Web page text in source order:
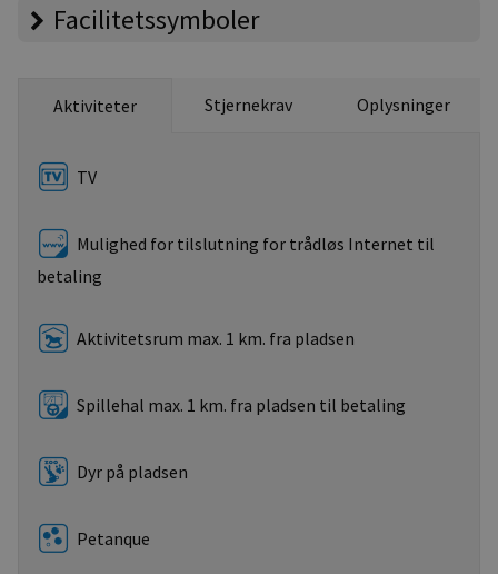
Facilitetssymboler
Aktiviteter Stjernekrav Oplysninger
TV
Mulighed for tilslutning for trådløs Internet til
betaling
Aktivitetsrum max. 1 km. fra pladsen
Spillehal max. 1 km. fra pladsen til betaling
Dyr på pladsen
Petanque